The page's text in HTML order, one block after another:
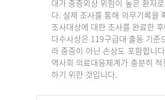
대가 중증외상 위험이 높은 환자
다. 실제 조사를 통해 의무기록을
조사대상에 대한 조사를 완료한
다수사상은 119구급대 출동 기준
라 중증이 아닌 손상도 포함합니
역사회 의료대응체계가 충분히
하기 위한 것입니다.